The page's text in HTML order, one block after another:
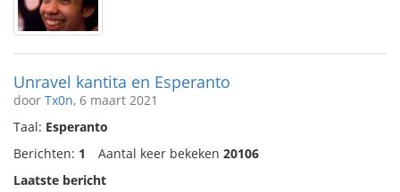
Unravel kantita en Esperanto
door Tx0n, 6 maart 2021
Taal: Esperanto
Berichten: 1 Aantal keer bekeken 20106
Laatste bericht